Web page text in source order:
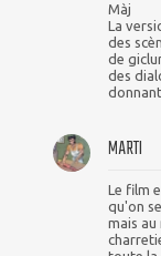
Màj
La
des
de
des
MARTI
Le film
qu'on
mais au